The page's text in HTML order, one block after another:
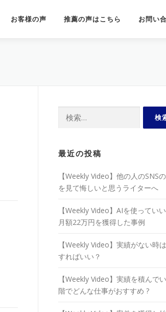
お客様の声 推薦の声はこちら お問い
最近の投稿
【Weekly Video】他の人のSNS
を見て悔しいと思うライターへ
【Weekly Video】AIを使ってい
月額22万円を獲得した事例
【Weekly Video】実績がない時
すればいい？
【Weekly Video】実績を積んで
階でどんな仕事がおすすめ ?